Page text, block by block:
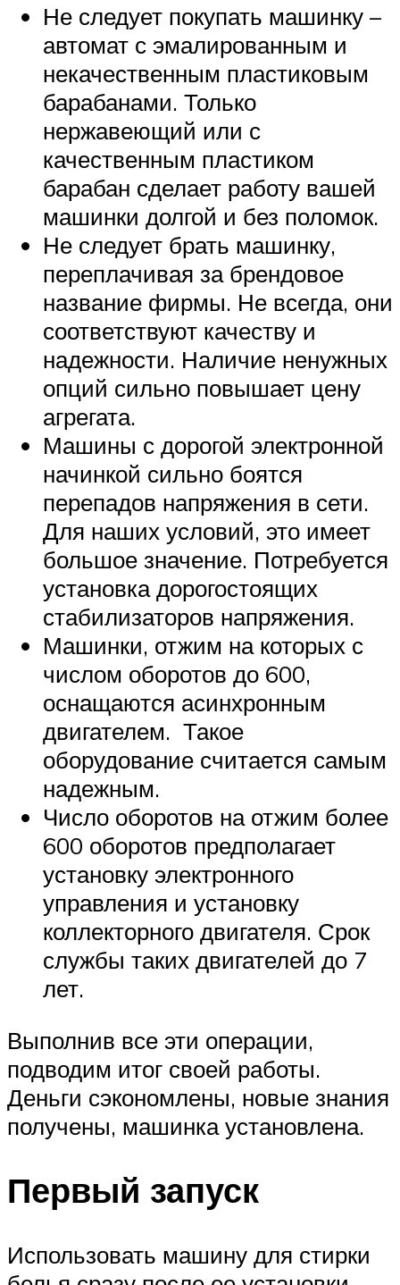
Не следует покупать машинку –
автомат с эмалированным и
некачественным пластиковым
барабанами. Только
нержавеющий или с
качественным пластиком
барабан сделает работу вашей
машинки долгой и без поломок.
Не следует брать машинку,
переплачивая за брендовое
название фирмы. Не всегда, они
соответствуют качеству и
надежности. Наличие ненужных
опций сильно повышает цену
агрегата.
Машины с дорогой электронной
начинкой сильно боятся
перепадов напряжения в сети.
Для наших условий, это имеет
большое значение. Потребуется
установка дорогостоящих
стабилизаторов напряжения.
Машинки, отжим на которых с
числом оборотов до 600,
оснащаются асинхронным
двигателем. Такое
оборудование считается самым
надежным.
Число оборотов на отжим более
600 оборотов предполагает
установку электронного
управления и установку
коллекторного двигателя. Срок
службы таких двигателей до 7
лет.
Выполнив все эти операции,
подводим итог своей работы.
Деньги сэкономлены, новые знания
получены, машинка установлена.
Первый запуск
Использовать машину для стирки